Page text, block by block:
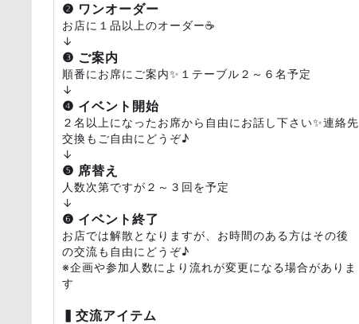
❷ ワンオーダー
お店に１品以上のオーダー☕
↓
❸ ご案内
順番にお席にご案内✨１テーブル２～６名予定
↓
❹ イベント開始
２名以上になったお席から自由にお話し下さい✨連絡先
交換もご自由にどうぞ♪
↓
❺ 席替え
人数次第ですが２～３回を予定
↓
❻ イベント終了
お店では解散となりますが、お時間のある方はその後
の交流も自由にどうぞ♪
※企画や参加人数により流れが変更になる場合がありま
す
▍交流アイテム